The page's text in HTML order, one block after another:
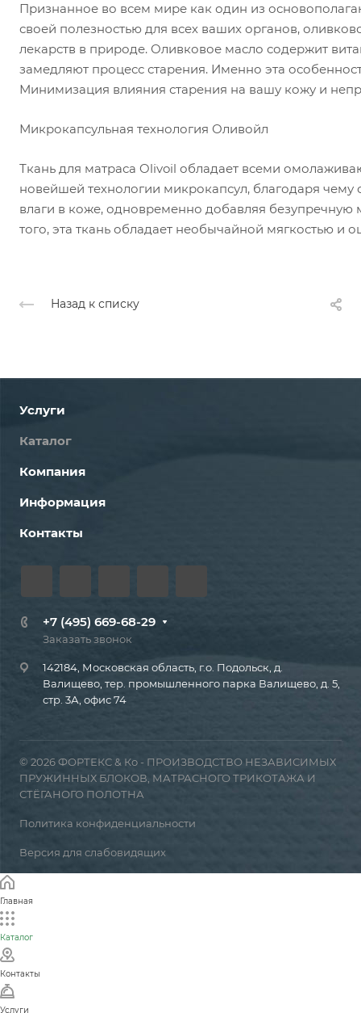
Признанное во всем мире как один из
своей полезностью для всех ваших органов,
лекарств в природе. Оливковое масло содержит
замедляют процесс старения. Именно эта
Минимизация влияния старения на вашу кожу и
Микрокапсульная технология Оливойл
Ткань для матраса Olivoil обладает всеми
новейшей технологии микрокапсул, благодаря
влаги в коже, одновременно добавляя
того, эта ткань обладает необычайной мягкостью и
Назад к списку
Услуги
Каталог
Компания
Информация
Контакты
+7 (495) 669-68-29
Заказать звонок
142184, Московская область, г.о. Подольск, д.
Валищево, тер. промышленного парка Валищево, д. 5,
стр. 3А, офис 74
© 2026 ФОРТЕКС & Ко - ПРОИЗВОДСТВО НЕЗАВИСИМЫХ
ПРУЖИННЫХ БЛОКОВ, МАТРАСНОГО ТРИКОТАЖА И
СТЁГАНОГО ПОЛОТНА
Политика конфиденциальности
Версия для слабовидящих
Главная
Каталог
Контакты
Услуги